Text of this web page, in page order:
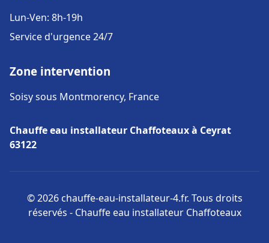
Lun-Ven: 8h-19h
Service d'urgence 24/7
Zone intervention
Soisy sous Montmorency, France
Chauffe eau installateur Chaffoteaux à Ceyrat
63122
© 2026 chauffe-eau-installateur-4.fr. Tous droits
réservés - Chauffe eau installateur Chaffoteaux